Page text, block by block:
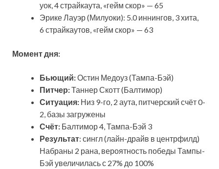
уок, 4 страйкаута, «гейм скор» — 65
Эрике Лауэр (Милуоки): 5.0 иннингов, 3 хита,
6 страйкаутов, «гейм скор» — 63
Момент дня:
Бьющий:Остин Медоуз (Тампа-Бэй)
Питчер:Таннер Скотт (Балтимор)
Ситуация: Низ 9-го, 2 аута, питчерский счёт 0-
2, базы загружены
Счёт: Балтимор 4, Тампа-Бэй 3
Результат: сингл (лайн-драйв в центрфилд)
Набраны 2 рана, вероятность победы Тампы-
Бэй увеличилась с 27% до 100%